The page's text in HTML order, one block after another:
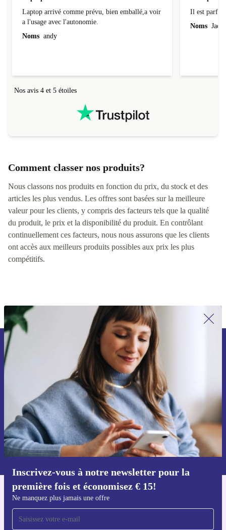
Laptop
Laptop arrivé comme prévu, bien emballé,a voir
a l'usage avec l'autonomie.
Il est
Il est parfait
Comment classer nos produits?
Nous classons nos produits en fonction du prix, du stock et des
articles les plus vendus. Les offres sont basées sur la meilleure
valeur pour les clients, y compris des facteurs tels que la qualité
du produit, le prix et la disponibilité du produit. En contrôlant
continuellement ces facteurs, nous nous assurons que les clients
ont accès aux meilleurs produits possibles aux prix les plus
Inscrivez-vous à notre newsletter pour la
première fois et économisez € 15!
Inscrivez-vous à notre newsletter pour
la première fois et économisez 15 € !
Ne manquez plus aucune offre.
Voucher aanvragen
Retrouvez les informations sur l'utilisation des données personnelles
dans notre
politique de confidentialité.
Téléchargez l'application refurbed
Pour iOS et Android